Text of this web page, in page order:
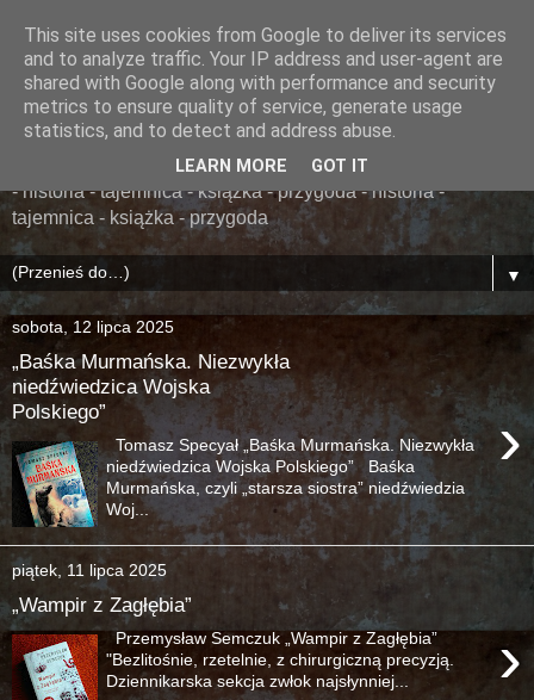
......... ZAPOMNIANA
BIBLIOTEKA ........
książka - przygoda - historia - tajemnica - książka - przygoda
- historia - tajemnica - książka - przygoda - historia -
tajemnica - książka - przygoda
▼
sobota, 12 lipca 2025
„Baśka Murmańska. Niezwykła
niedźwiedzica Wojska
Polskiego”
›
Tomasz Specyał „Baśka Murmańska. Niezwykła
niedźwiedzica Wojska Polskiego” Baśka
Murmańska, czyli „starsza siostra” niedźwiedzia
Woj...
piątek, 11 lipca 2025
„Wampir z Zagłębia”
›
Przemysław Semczuk „Wampir z Zagłębia”
"Bezlitośnie, rzetelnie, z chirurgiczną precyzją.
Dziennikarska sekcja zwłok najsłynniej...
This site uses cookies from Google to deliver its services
and to analyze traffic. Your IP address and user-agent are
shared with Google along with performance and security
metrics to ensure quality of service, generate usage
statistics, and to detect and address abuse.
LEARN MORE GOT IT